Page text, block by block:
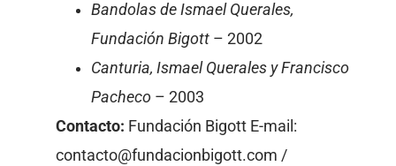
Bandolas de Ismael Querales,
Fundación Bigott– 2002
Canturia, Ismael Querales y Francisco
Pacheco– 2003
Contacto: Fundación Bigott E-mail:
contacto@fundacionbigott.com /